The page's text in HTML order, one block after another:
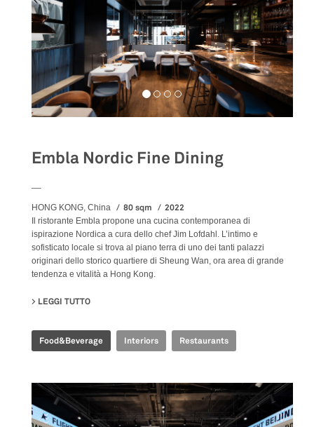
Embla Nordic Fine Dining
HONG KONG, China 80 sqm 2022
Il ristorante Embla propone una cucina contemporanea di
ispirazione Nordica a cura dello chef Jim Lofdahl. L’intimo e
sofisticato locale si trova al piano terra di uno dei tanti palazzi
originari dello storico quartiere di Sheung Wan, ora area di grande
tendenza e vitalità a Hong Kong.
LEGGI TUTTO
Food&Beverage Interiors Restaurants